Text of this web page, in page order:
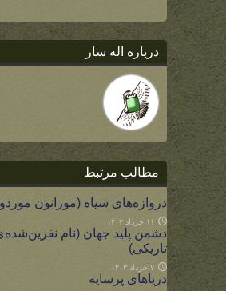
درباره اله سار
مطالب مرتبط
دروازه‌های سیاه (مورانون
۱۱ خرداد ۱۴۰۳
دشمن پلید جهان (نام
تاریکی)
۷ خرداد ۱۴۰۳
دریاهای پرسایه